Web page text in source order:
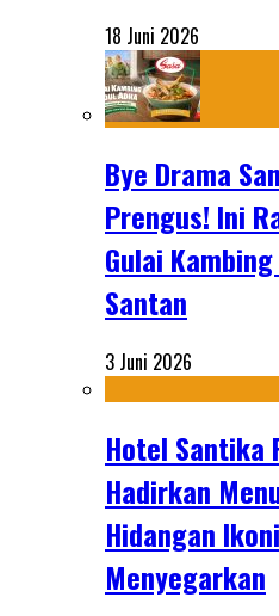
18 Juni 2026
Bye Drama
Prengus! Ini
Gulai
Santan
3 Juni 2026
Hotel Santika
Hadirkan
Hidangan
Menyegarkan